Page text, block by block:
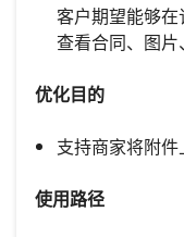
客户期望能够
查看合同、图片
优化目的
支持商家将附件
使用路径